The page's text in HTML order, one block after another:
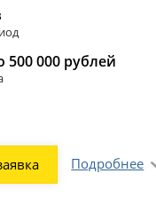
500 000 рублей
Подробнее